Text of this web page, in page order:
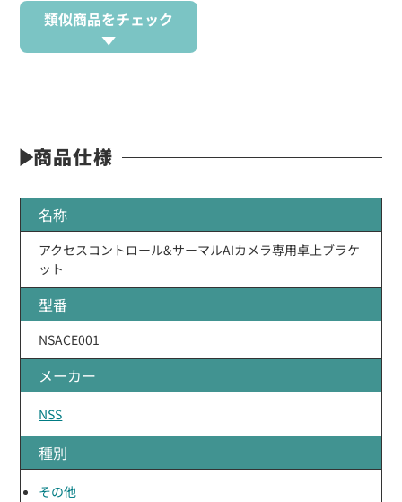
類似商品をチェック
商品仕様
名称
アクセスコントロール&サーマルAIカメラ専用卓上ブラケ
ット
型番
NSACE001
メーカー
NSS
種別
その他